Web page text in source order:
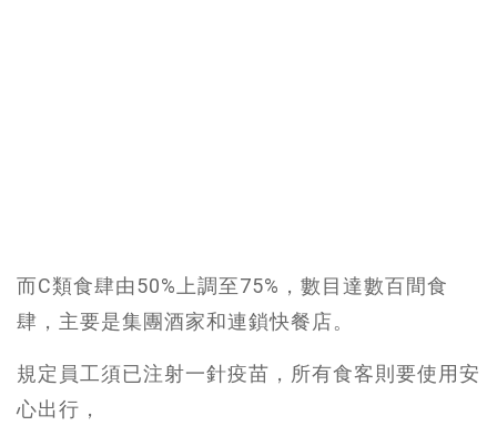
而C類食肆由50%上調至75%，數目達數百間食
肆，主要是集團酒家和連鎖快餐店。
規定員工須已注射一針疫苗，所有食客則要使用安
心出行，